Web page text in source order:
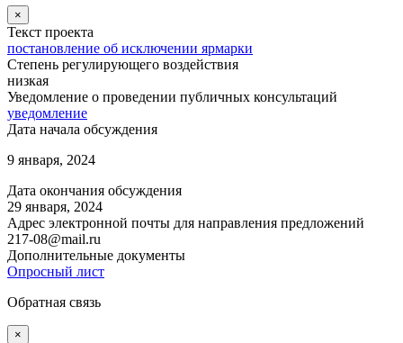
×
Текст проекта
постановление об исключении ярмарки
Степень регулирующего воздействия
низкая
Уведомление о проведении публичных консультаций
уведомление
Дата начала обсуждения
9 января, 2024
Дата окончания обсуждения
29 января, 2024
Адрес электронной почты для направления предложений
217-08@mail.ru
Дополнительные документы
Опросный лист
Обратная связь
×